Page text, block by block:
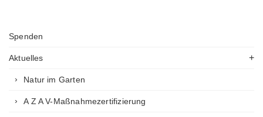
Spenden
Aktuelles
Natur im Garten
A Z A V-Maßnahmezertifizierung